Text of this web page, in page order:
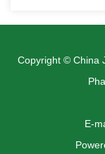
Copyright © China
E-